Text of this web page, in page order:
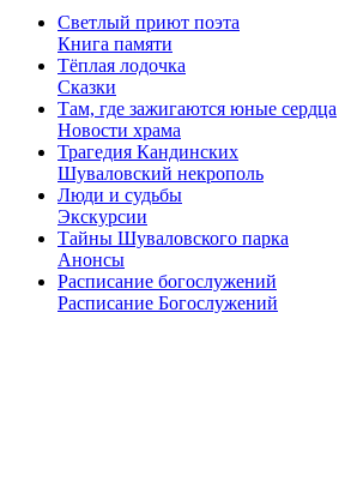
Светлый приют поэта
Книга памяти
Тёплая лодочка
Сказки
Там, где зажигаются юные сердца
Новости храма
Трагедия Кандинских
Шуваловский некрополь
Люди и судьбы
Экскурсии
Тайны Шуваловского парка
Анонсы
Расписание богослужений
Расписание Богослужений